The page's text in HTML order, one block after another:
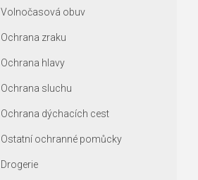
Volnočasová obuv
Ochrana zraku
Ochrana hlavy
Ochrana sluchu
Ochrana dýchacích cest
Ostatní ochranné pomůcky
Drogerie